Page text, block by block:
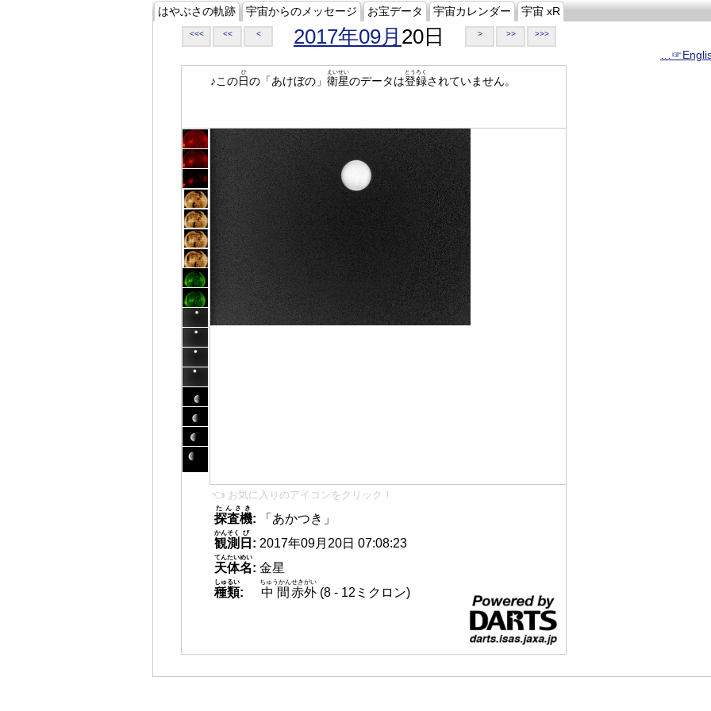
はやぶさの軌跡 宇宙からのメッセージ お宝データ 宇宙カレンダー 宇宙 xR
<<< << < 2017年09月 20日 > >> >>>
♪この日
ひ
の「あけぼの」 衛星
えいせい
のデータは登録
とうろく
されていません。
👈 お気に入りのアイコンをクリック！
探査機
たんさき
:
「あかつき」
観測
かんそく
日
び
: 2017年09月20日 07:08:23
天体名
てんたいめい
: 金星
種類
しゅるい
: 中間
ちゅうかん
赤外
せきがい
(8 - 12ミクロン)